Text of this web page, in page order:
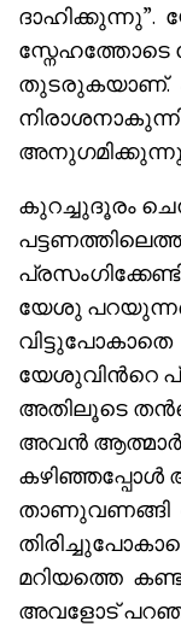
സ്നേഹത്തോടെ
തുടരുകയാണ്.
കുറച്ചുദൂരം
യേശു
യേശുവിൻറെ
അതിലൂടെ
അവൻ
താണുവണങ്ങി
മറിയത്തെ
അവളോട് പറഞ്ഞു.